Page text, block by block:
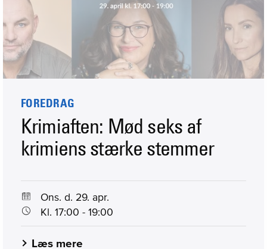
FOREDRAG
Krimiaften: Mød seks af
krimiens stærke stemmer
Ons. d. 29. apr.
Kl. 17:00 - 19:00
Læs mere